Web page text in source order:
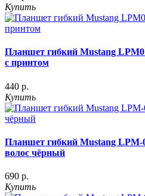
Купить
Планшет гибкий Mustang
с принтом
440 р.
Купить
Планшет гибкий Mustang
волос чёрный
690 р.
Купить